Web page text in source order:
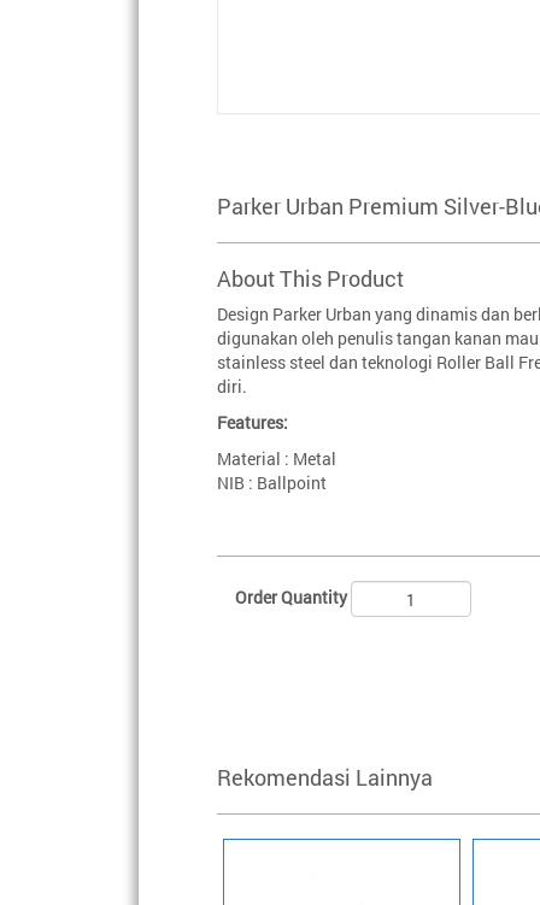
Parker Urban Premium Silver-
About This Product
Design Parker Urban yang dinamis dan
digunakan oleh penulis tangan kanan
stainless steel dan teknologi Roller Ball
diri.
Features:
Material : Metal
NIB : Ballpoint
Order Quantity
Rekomendasi Lainnya